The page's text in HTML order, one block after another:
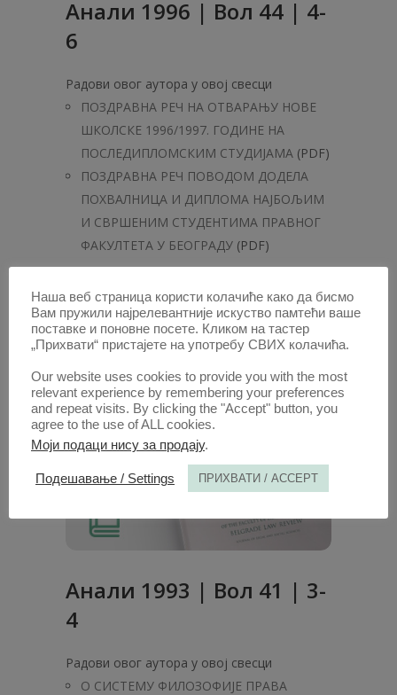
Анaли 1996 | Вол 44 | 4-
6
Радови овог аутора у овој свесци
ПОЗДРАВНА РЕЧ НА ОТВАРАЊУ НОВЕ
ШКОЛСКЕ 1996/1997. ГОДИНЕ НА
ПОСЛЕДИПЛОМСКИМ СТУДИЈАМА (PDF)
ПОЗДРАВНА РЕЧ ПОВОДОМ ДОДЕЛА
ПОХВАЛНИЦА И ДИПЛОМА НАЈБОЉИМ
И СВРШЕНИМ СТУДЕНТИМА ПРАВНОГ
ФАКУЛТЕТА У БЕОГРАДУ (PDF)
1. ОКТ. 1996.
Анaли 1993 | Вол 41 | 3-
4
Радови овог аутора у овој свесци
О СИСТЕМУ ФИЛОЗОФИЈЕ ПРАВА
Наша веб страница користи колачиће како да бисмо
Вам пружили најрелевантније искуство памтећи ваше
поставке и поновне посете. Кликом на тастер
„Прихвати“ пристајете на употребу СВИХ колачића.
Our website uses cookies to provide you with the most
relevant experience by remembering your preferences
and repeat visits. By clicking the "Accept" button, you
agree to the use of ALL cookies.
Моји подаци нису за продају.
Подешавање / Settings ПРИХВАТИ / ACCEPT